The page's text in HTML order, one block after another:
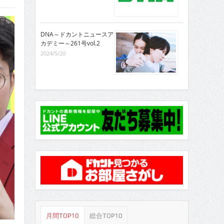
DNA～ドカントニュースア
カデミー～261号vol.2
2024/5/20
月間TOP10 総合TOP10